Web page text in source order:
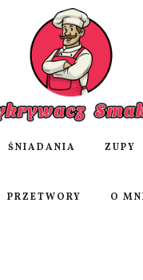
ŚNIADANIA ZUPY
PRZETWORY O